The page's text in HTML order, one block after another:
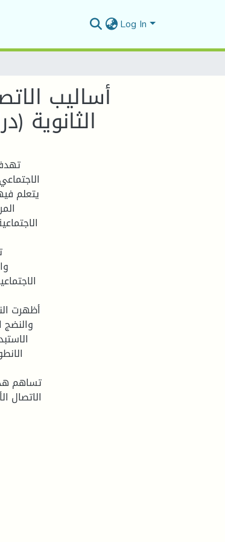
Log In
أساليب
الثانوية
يتعلم
أظهرت
والنضج
تساهم
الاتصال